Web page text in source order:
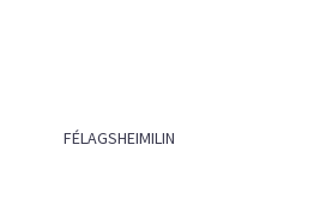
FÉLAGSHEIMILIN